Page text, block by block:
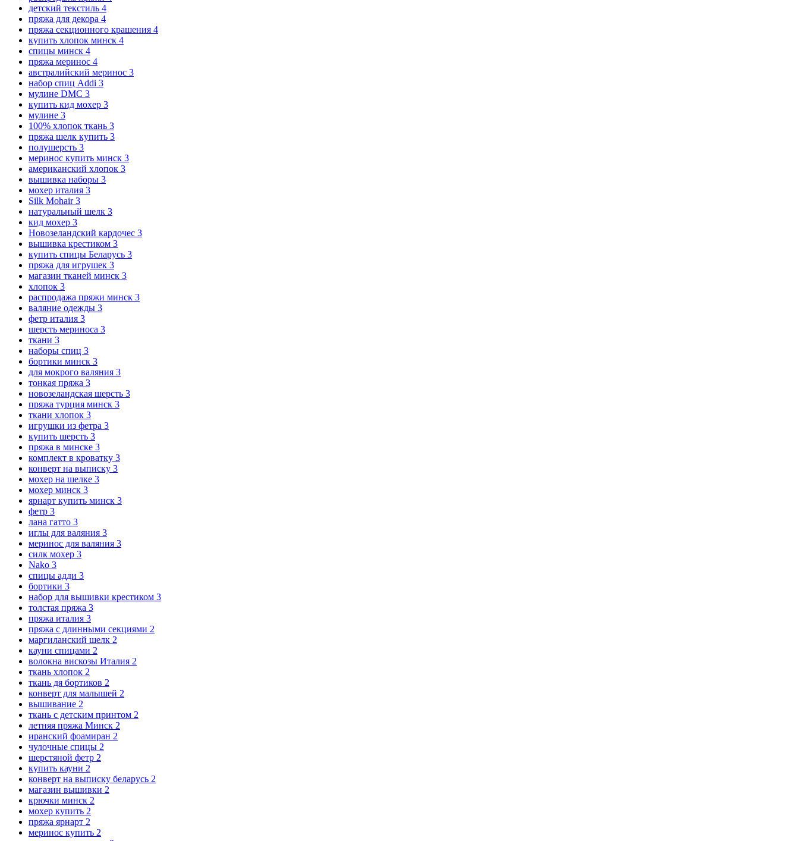
детский текстиль 4
пряжа для декора 4
пряжа секционного крашения 4
купить хлопок минск 4
спицы минск 4
пряжа меринос 4
австралийский меринос 3
набор спиц Addi 3
мулине DMC 3
купить кид мохер 3
мулине 3
100% хлопок ткань 3
пряжа шелк купить 3
полушерсть 3
меринос купить минск 3
американский хлопок 3
вышивка наборы 3
мохер италия 3
Silk Mohair3
натуральный шелк 3
кид мохер 3
Новозеландский кардочес 3
вышивка крестиком 3
купить спицы Беларусь 3
пряжа для игрушек 3
магазин тканей минск 3
хлопок 3
распродажа пряжи минск 3
валяние одежды 3
фетр италия 3
шерсть мериноса 3
ткани 3
наборы спиц 3
бортики минск 3
для мокрого валяния 3
тонкая пряжа 3
новозеландская шерсть 3
пряжа турция минск 3
ткани хлопок 3
игрушки из фетра 3
купить шерсть 3
пряжа в минске 3
комплект в кроватку 3
конверт на выписку 3
мохер на шелке 3
мохер минск 3
ярнарт купить минск 3
фетр 3
лана гатто 3
иглы для валяния 3
меринос для валяния 3
силк мохер 3
Nako 3
спицы адди 3
бортики 3
набор для вышивки крестиком 3
толстая пряжа 3
пряжа италия 3
пряжа с длинными секциями 2
маргиланский шелк 2
кауни спицами 2
волокна вискозы Италия 2
ткань хлопок 2
ткань дя бортиков 2
конверт для малышей 2
вышивание 2
ткань с детским принтом 2
летняя пряжа Минск 2
иранский фоамиран 2
чулочные спицы 2
шерстяной фетр 2
купить кауни 2
конверт на выписку беларусь 2
магазин вышивки 2
крючки минск 2
мохер купить 2
пряжа ярнарт 2
меринос купить 2